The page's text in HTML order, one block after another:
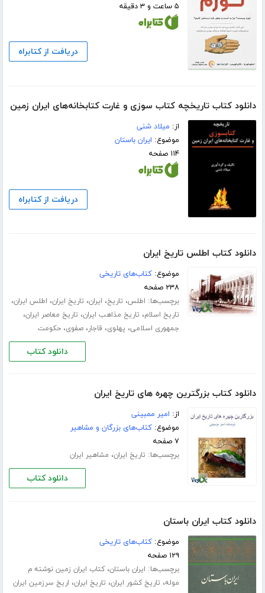
۵ ساعت و ۳ دقیقه
دریافت از کتابراه
دانلود کتاب تاریخچه کتاب سوزی و غارت کتابخانه‌های ایران زمین
از: میلاد شنی
موضوع: ایران باستان
۱۱۴ صفحه
دریافت از کتابراه
دانلود کتاب اطلس تاریخ ایران
موضوع:کتاب‌های تاریخی
۲۳۸ صفحه
برچسب‌ها: اطلس، تاریخ، ایران، تاریخ ایران، اطلس ایران،
تاریخ اسلام، تاریخ مذاهب ایران، تاریخ معاصر ایران،
جمهوری اسلامی، پهلوی، قاجار،صفوی،حکومت
دانلود کتاب
دانلود کتاب بزرگترین چهره های تاریخ ایران
از: امیر ممبینی
موضوع:کتاب‌های بزرگان و مشاهیر
۷ صفحه
برچسب‌ها: تاریخ ایران، مشاهیر ایران
دانلود کتاب
دانلود کتاب ایران باستان
موضوع:کتاب‌های تاریخی
۱۲۹ صفحه
برچسب‌ها: ایران باستان،کتاب ایران زمین نوشته م
موله، تاریخ کشور ایران، تاریخ ایران، اریخ سرزمین ایران